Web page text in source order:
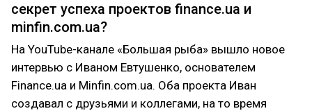
секрет успеха проектов finance.ua и
minfin.com.ua?
На YouTube-канале «Большая рыба» вышло новое
интервью с Иваном Евтушенко, основателем
Finance.ua и Minfin.com.ua. Оба проекта Иван
создавал с друзьями и коллегами, на то время